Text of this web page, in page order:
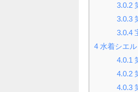
3.0.2
3.0.3
3.0.4
4 水着シエル
4.0.1
4.0.2
4.0.3